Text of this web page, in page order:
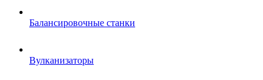
Балансировочные станки
Вулканизаторы